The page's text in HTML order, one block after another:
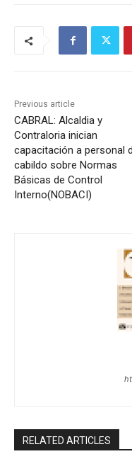
Previous article
CABRAL: Alcaldia y
Contraloria inician
capacitación a personal
cabildo sobre Normas
Básicas de Control
Interno(NOBACI)
RELATED ARTICLES